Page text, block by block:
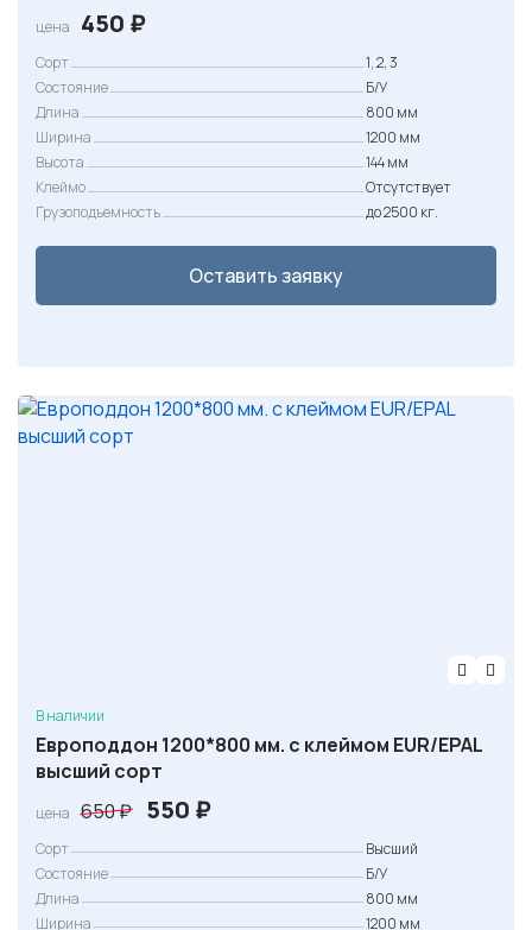
цена 450 ₽
Сорт
1, 2, 3
Состояние
Б/У
Длина
800 мм
Ширина
1200 мм
Высота
144 мм
Клеймо
Отсутствует
Грузоподъемность
до 2500 кг.
Оставить заявку
В наличии
Европоддон 1200*800 мм. с клеймом EUR/EPAL
высший сорт
цена 650₽ П
р
в
550 ₽Т
к
у
Сорт
Высший
Состояние
Б/У
Длина
800 мм
Ширина
1200 мм